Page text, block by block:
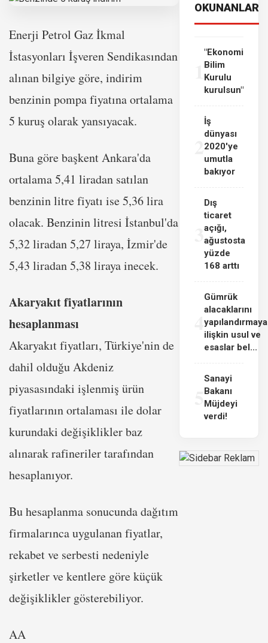
Enerji Petrol Gaz İkmal
İstasyonları İşveren Sendikasından
alınan bilgiye göre, indirim
benzinin pompa fiyatına ortalama
5 kuruş olarak yansıyacak.
Buna göre başkent Ankara'da
ortalama 5,41 liradan satılan
benzinin litre fiyatı ise 5,36 lira
olacak. Benzinin litresi İstanbul'da
5,32 liradan 5,27 liraya, İzmir'de
5,43 liradan 5,38 liraya inecek.
Akaryakıt fiyatlarının
hesaplanması
Akaryakıt fiyatları, Türkiye'nin de
dahil olduğu Akdeniz
piyasasındaki işlenmiş ürün
fiyatlarının ortalaması ile dolar
kurundaki değişiklikler baz
alınarak rafineriler tarafından
hesaplanıyor.
Bu hesaplanma sonucunda dağıtım
firmalarınca uygulanan fiyatlar,
rekabet ve serbesti nedeniyle
şirketler ve kentlere göre küçük
değişiklikler gösterebiliyor.
AA
OKUNANLAR
"Ekonomi
Bilim
Kurulu
kurulsun"
İş
dünyası
2020'ye
umutla
bakıyor
3
Dış
ticaret
açığı,
ağustosta
yüzde
168 arttı
4
Gümrük
alacaklarını
yapılandırmaya
ilişkin usul ve
esaslar bel...
Sanayi
Bakanı
Müjdeyi
verdi!